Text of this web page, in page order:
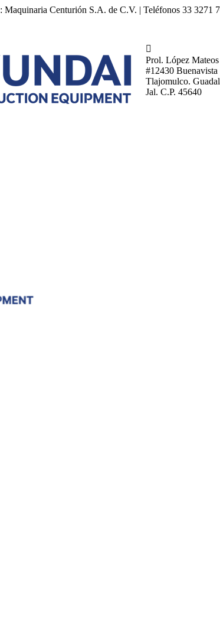
: Maquinaria Centurión S.A. de C.V. | Teléfonos 33 3271

Prol. López Mateos
#12430 Buenavista
Tlajomulco.
Jal. C.P. 45640